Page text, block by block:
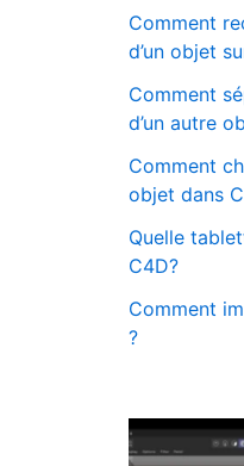
Comment
d’un objet
Comment
d’un autre
Comment
objet dans
Quelle
C4D?
Comment
?